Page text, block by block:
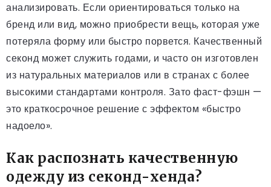
анализировать. Если ориентироваться только на
бренд или вид, можно приобрести вещь, которая уже
потеряла форму или быстро порвется. Качественный
секонд может служить годами, и часто он изготовлен
из натуральных материалов или в странах с более
высокими стандартами контроля. Зато фаст-фэшн —
это краткосрочное решение с эффектом «быстро
надоело».
Как распознать качественную
одежду из секонд-хенда?